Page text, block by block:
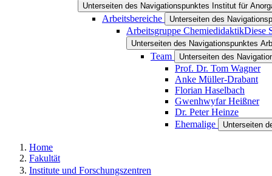
Unterseiten des Navigationspunktes Institut für
Arbeitsbereiche Unterseiten des
Arbeitsgruppe ChemiedidaktikDiese
Unterseiten des Navigationspunktes
Team Unterseiten des
Prof. Dr. Tom Wagner
Anke Müller-Drabant
Florian Haselbach
Gwenhwyfar Heißner
Dr. Peter Heinze
Ehemalige
Unterseiten
Home
Fakultät
Institute und Forschungszentren